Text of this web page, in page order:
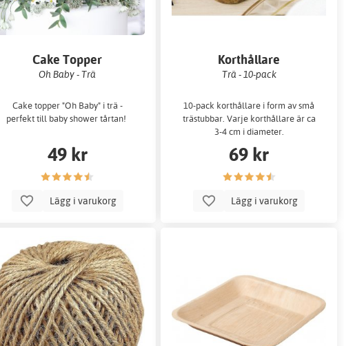
Cake Topper
Oh Baby - Trä
Cake topper "Oh Baby" i trä -
perfekt till baby shower tårtan!
49 kr
Lägg i varukorg
Korthållare
Trä - 10-pack
10-pack korthållare i form av små
trästubbar. Varje korthållare är ca
3-4 cm i diameter.
69 kr
Lägg i varukorg